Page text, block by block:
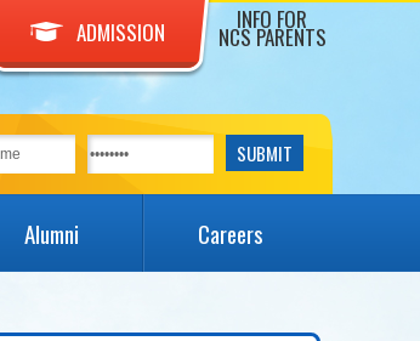
ADMISSION INFO FOR
NCS PARENTS
Alumni Careers